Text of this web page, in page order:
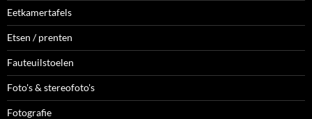
Eetkamertafels
Etsen / prenten
Fauteuilstoelen
Foto's & stereofoto's
Fotografie